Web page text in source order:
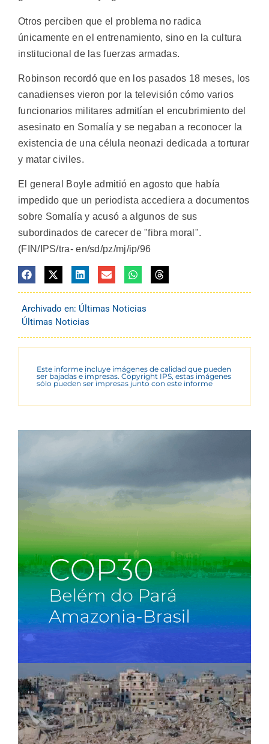
Otros perciben que el problema no radica
únicamente en el entrenamiento, sino en la cultura
institucional de las fuerzas armadas.
Robinson recordó que en los pasados 18 meses, los
canadienses vieron por la televisión cómo varios
funcionarios militares admitían el encubrimiento del
asesinato en Somalía y se negaban a reconocer la
existencia de una célula neonazi dedicada a torturar
y matar civiles.
El general Boyle admitió en agosto que había
impedido que un periodista accediera a documentos
sobre Somalía y acusó a algunos de sus
subordinados de carecer de "fibra moral".
(FIN/IPS/tra- en/sd/pz/mj/ip/96
Archivado en: Últimas Noticias
Últimas Noticias
Este informe incluye imágenes de calidad que pueden
ser bajadas e impresas. Copyright IPS, estas imágenes
sólo pueden ser impresas junto con este informe